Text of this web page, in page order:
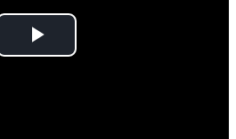
Play